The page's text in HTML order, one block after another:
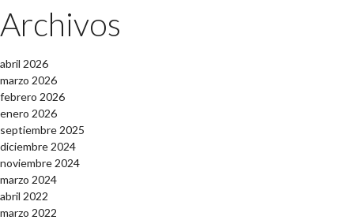
Archivos
abril 2026
marzo 2026
febrero 2026
enero 2026
septiembre 2025
diciembre 2024
noviembre 2024
marzo 2024
abril 2022
marzo 2022